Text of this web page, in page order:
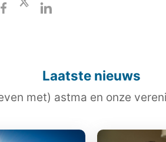
Laatste nieuws
met) astma en onze